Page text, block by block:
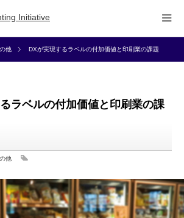
Initiative
他 DXが実現するラベルの付加価値と印刷業の課題
ラベルの付加価値と印刷業の課
他